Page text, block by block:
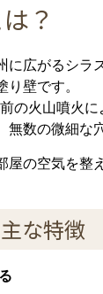
？
に広がるシラ
り壁です。
の火山噴火
無数の微細な
屋の空気を整
な特徴